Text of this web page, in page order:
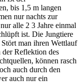
bis 1,5 m langen
nur nachts zur
alle 2 3 Jahre einmal
ist. Die Jungtiere
Stört man ihren Wettlauf
der Reflektion des
können rasch
auch durch den
auch nur ein